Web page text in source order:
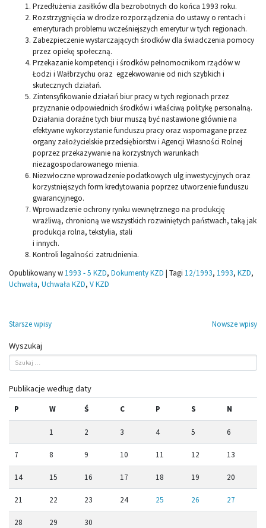
Przedłużenia zasiłków dla bezrobotnych do końca 1993 roku.
Rozstrzygnięcia w drodze rozporządzenia do ustawy o rentach i
emeryturach problemu wcześniejszych emerytur w tych regionach.
Zabezpieczenie wystarczających środków dla świadczenia pomocy
przez opiekę społeczną.
Przekazanie kompetencji i środków pełnomocnikom rządów w
Łodzi i Wałbrzychu oraz egzekwowanie od nich szybkich i
skutecznych działań.
Zintensyfikowanie działań biur pracy w tych regionach przez
przyznanie odpowiednich środków i właściwą politykę personalną.
Działania doraźne tych biur muszą być nastawione głównie na
efektywne wykorzystanie funduszu pracy oraz wspomagane przez
organy założycielskie przedsiębiorstw i Agencji Własności Rolnej
poprzez przekazywanie na korzystnych warunkach
niezagospodarowanego mienia.
Niezwłoczne wprowadzenie podatkowych ulg inwestycyjnych oraz
korzystniejszych form kredytowania poprzez utworzenie funduszu
gwarancyjnego.
Wprowadzenie ochrony rynku wewnętrznego na produkcję
wrażliwą, chronioną we wszystkich rozwiniętych państwach, taką jak
produkcja rolna, tekstylia, stali
i innych.
Kontroli legalności zatrudnienia.
Opublikowany w 1993 - 5 KZD, Dokumenty KZD | Tagi 12/1993, 1993, KZD,
Uchwała, Uchwała KZD, V KZD
Nawigacja
po
wpisach
Starsze wpisy Nowsze wpisy
Wyszukaj
Publikacje według daty
P W Ś C P S N
1 2 3 4 5 6
7 8 9 10 11 12 13
14 15 16 17 18 19 20
21 22 23 24 25 26 27
28 29 30